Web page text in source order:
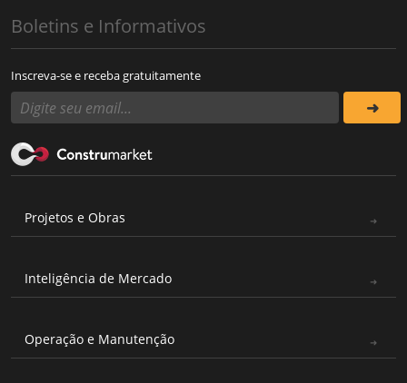
Boletins e Informativos
Inscreva-se e receba gratuitamente
Projetos e Obras
Inteligência de Mercado
Operação e Manutenção